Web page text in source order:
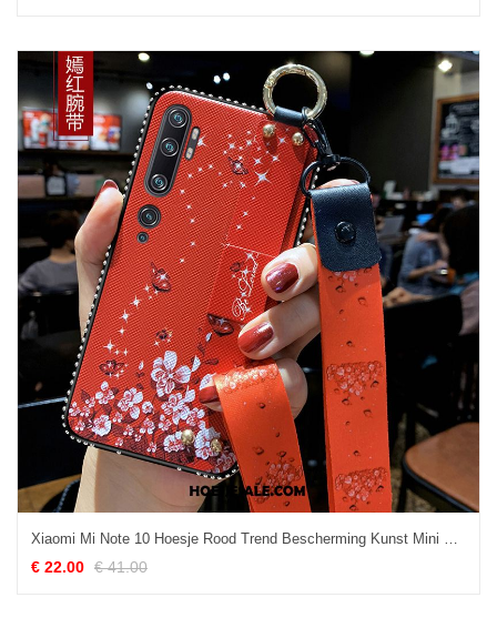
Xiaomi Mi Note 10 Hoesje Rood Trend Bescherming Kunst Mini Goedkoop
€ 22.00 € 41.00